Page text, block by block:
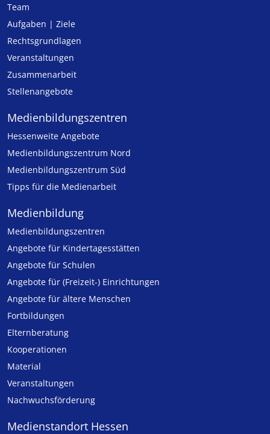
Team
Aufgaben | Ziele
Rechtsgrundlagen
Veranstaltungen
Zusammenarbeit
Stellenangebote
Medien­bildungs­zentren
Hessenweite Angebote
Medienbildungszentrum Nord
Medienbildungszentrum Süd
Tipps für die Medienarbeit
Medienbildung
Medien­bildungs­zentren
Angebote für Kinder­tages­stätten
Angebote für Schulen
Angebote für (Freizeit-) Ein­rich­tungen
Angebote für ältere Menschen
Fortbildungen
Elternberatung
Kooperationen
Material
Veranstaltungen
Nachwuchsförderung
Medienstandort Hessen